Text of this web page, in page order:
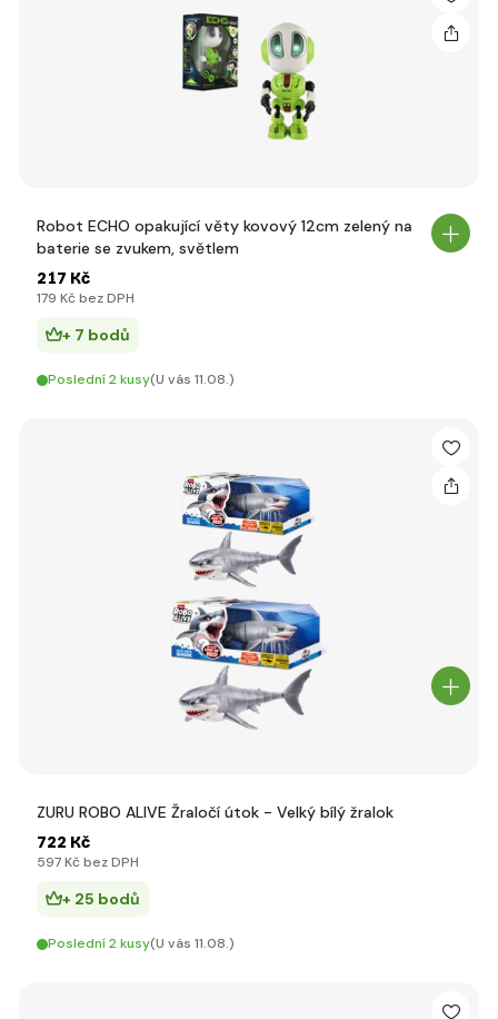
Robot ECHO opakující věty kovový 12cm zelený na
baterie se zvukem, světlem
217 Kč
179 Kč bez DPH
+ 7 bodů
Poslední 2 kusy(U vás 11.08.)
ZURU ROBO ALIVE Žraločí útok - Velký bílý žralok
722 Kč
597 Kč bez DPH
+ 25 bodů
Poslední 2 kusy(U vás 11.08.)